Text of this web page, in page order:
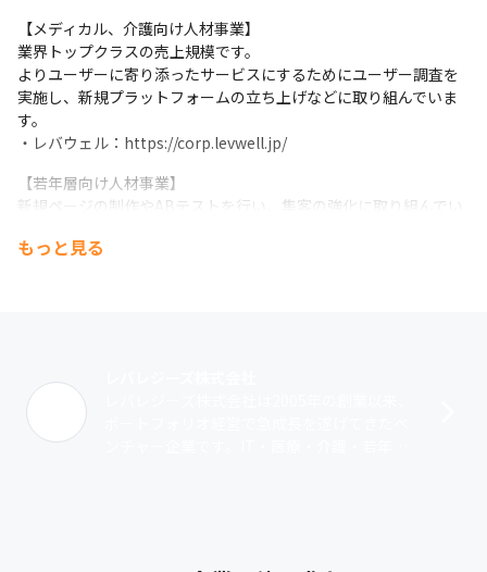
【メディカル、介護向け人材事業】
業界トップクラスの売上規模です。
よりユーザーに寄り添ったサービスにするためにユーザー調査を
実施し、新規プラットフォームの立ち上げなどに取り組んでいま
す。
・レバウェル：https://corp.levwell.jp/
【若年層向け人材事業】
新規ページの制作やABテストを行い、集客の強化に取り組んでい
・ハタラクティブ：https://hataractive.jp/
【海外事業】
海外へ挑戦する人々を後押しし、世界中の就労問題を解決してい
ます。
・WeXpats：https://we-xpats.com/ja/job/as/jp/
もっと見る